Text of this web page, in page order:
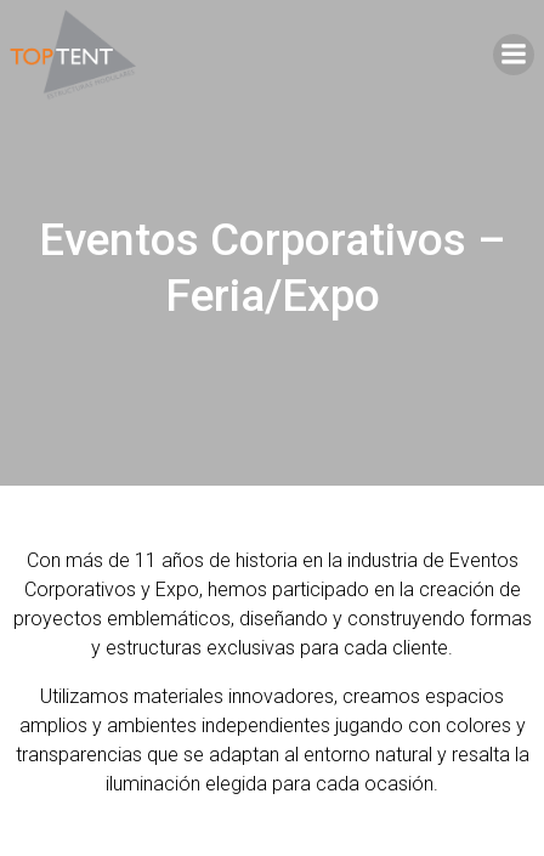
Eventos Corporativos –
Feria/Expo
Con más de 11 años de historia en la industria de Eventos
Corporativos y Expo, hemos participado en la creación de
proyectos emblemáticos, diseñando y construyendo formas
y estructuras exclusivas para cada cliente.
Utilizamos materiales innovadores, creamos espacios
amplios y ambientes independientes jugando con colores y
transparencias que se adaptan al entorno natural y resalta la
iluminación elegida para cada ocasión.